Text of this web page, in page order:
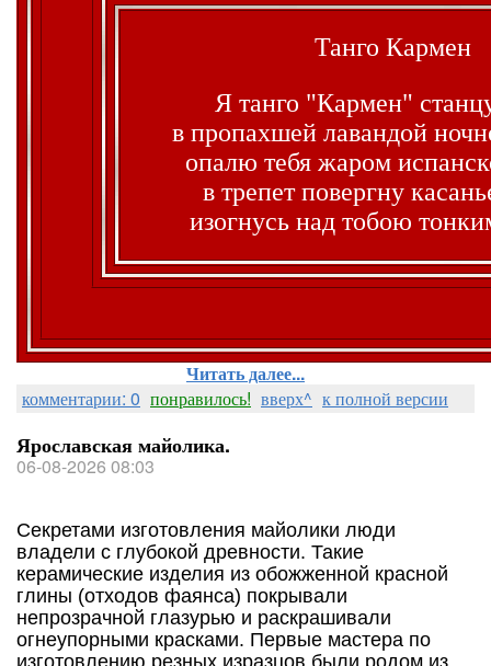
Танго Кармен
Я танго "Кармен"
в пропахшей лавандой
опалю тебя жаром
в трепет повергну
изогнусь над тобою
Читать далее...
комментарии: 0 понравилось! вверх^ к полной версии
Ярославская майолика.
06-08-2026 08:03
Секретами изготовления майолики люди
владели с глубокой древности. Такие
керамические изделия из обожженной красной
глины (отходов фаянса) покрывали
непрозрачной глазурью и раскрашивали
огнеупорными красками. Первые мастера по
изготовлению резных изразцов были родом из